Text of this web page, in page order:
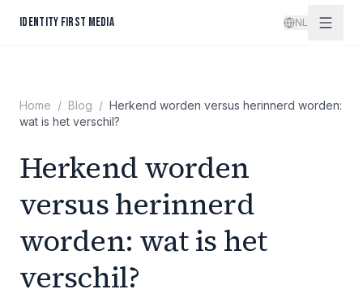
IDENTITY FIRST MEDIA NL
Home / Blog / Herkend worden versus herinnerd worden:
wat is het verschil?
Herkend worden
versus herinnerd
worden: wat is het
verschil?